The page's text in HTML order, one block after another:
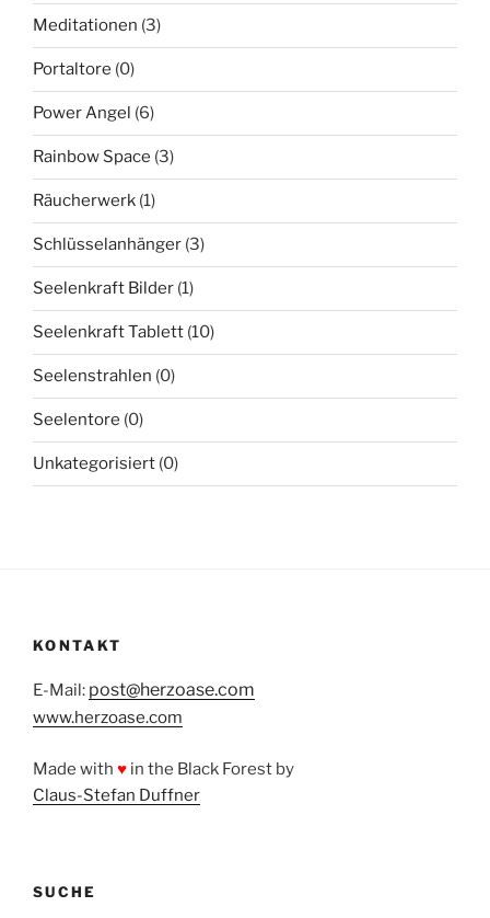
Meditationen (3)
Portaltore (0)
Power Angel (6)
Rainbow Space (3)
Räucherwerk (1)
Schlüsselanhänger (3)
Seelenkraft Bilder (1)
Seelenkraft Tablett (10)
Seelenstrahlen (0)
Seelentore (0)
Unkategorisiert (0)
KONTAKT
E-Mail: post@herzoase.com
www.herzoase.com
Made with ♥ in the Black Forest by
Claus-Stefan Duffner
SUCHE